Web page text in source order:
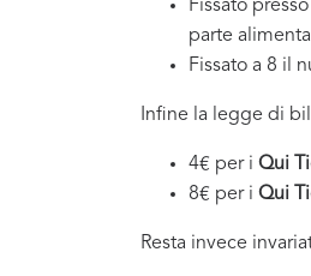
Fissato
parte
Fissato a 8 il
Infine la legge di
4€ per i Qui
8€ per i Qui
Resta invece